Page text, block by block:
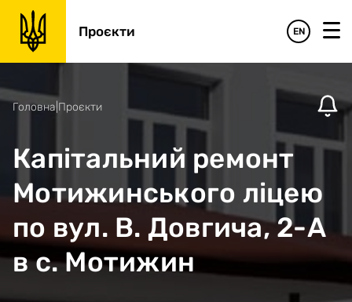
Проєкти EN
Головна|Проєкти
Капітальний ремонт
Мотижинського ліцею
по вул. В. Довгича, 2-А
в с. Мотижин